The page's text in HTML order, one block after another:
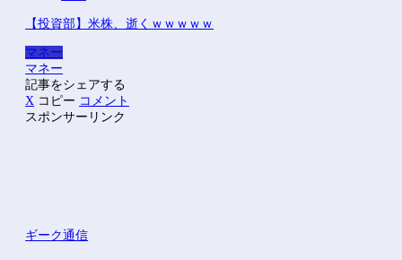
【投資部】米株、逝くｗｗｗｗｗ
マネー
マネー
記事をシェアする
X コピー コメント
スポンサーリンク
ギーク通信